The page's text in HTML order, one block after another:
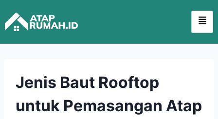
Jenis Baut Rooftop
untuk Pemasangan Atap